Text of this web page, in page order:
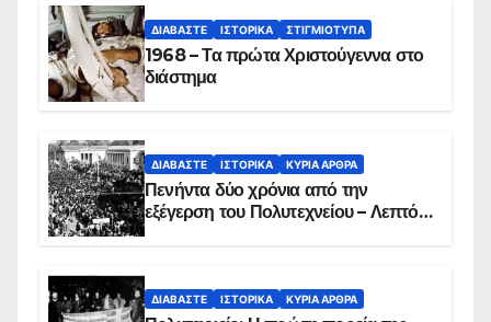
ΔΙΑΒΆΣΤΕ ΙΣΤΟΡΙΚΆ ΣΤΙΓΜΙΌΤΥΠΑ
1968 – Τα πρώτα Χριστούγεννα στο
διάστημα
ΔΙΑΒΆΣΤΕ ΙΣΤΟΡΙΚΆ ΚΥΡΙΑ ΑΡΘΡΑ
Πενήντα δύο χρόνια από την
εξέγερση του Πολυτεχνείου – Λεπτό
ΔΙΑΒΆΣΤΕ ΙΣΤΟΡΙΚΆ ΚΥΡΙΑ ΑΡΘΡΑ